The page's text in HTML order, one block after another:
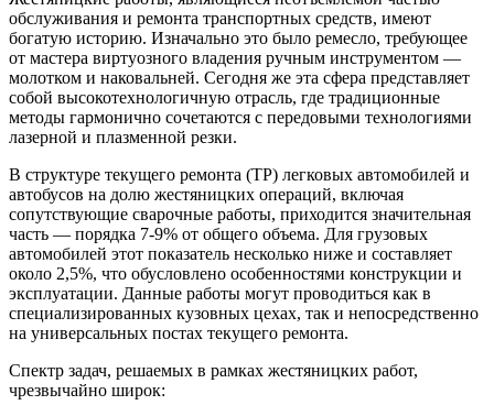
обслуживания и ремонта транспортных средств, имеют
богатую историю. Изначально это было ремесло, требующее
от мастера виртуозного владения ручным инструментом —
молотком и наковальней. Сегодня же эта сфера представляет
собой высокотехнологичную отрасль, где традиционные
методы гармонично сочетаются с передовыми технологиями
лазерной и плазменной резки.
В структуре текущего ремонта (ТР) легковых автомобилей и
автобусов на долю жестяницких операций, включая
сопутствующие сварочные работы, приходится значительная
часть — порядка 7-9% от общего объема. Для грузовых
автомобилей этот показатель несколько ниже и составляет
около 2,5%, что обусловлено особенностями конструкции и
эксплуатации. Данные работы могут проводиться как в
специализированных кузовных цехах, так и непосредственно
на универсальных постах текущего ремонта.
Спектр задач, решаемых в рамках жестяницких работ,
чрезвычайно широк: